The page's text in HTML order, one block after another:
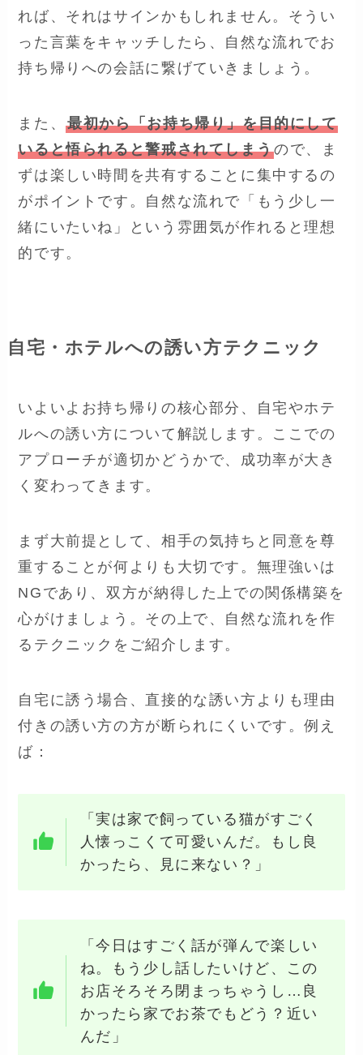
れば、それはサインかもしれません。そうい
った言葉をキャッチしたら、自然な流れでお
持ち帰りへの会話に繋げていきましょう。
また、最初から「お持ち帰り」を目的にして
いると悟られると警戒されてしまうので、ま
ずは楽しい時間を共有することに集中するの
がポイントです。自然な流れで「もう少し一
緒にいたいね」という雰囲気が作れると理想
的です。
自宅・ホテルへの誘い方テクニック
いよいよお持ち帰りの核心部分、自宅やホテ
ルへの誘い方について解説します。ここでの
アプローチが適切かどうかで、成功率が大き
く変わってきます。
まず大前提として、相手の気持ちと同意を尊
重することが何よりも大切です。無理強いは
NGであり、双方が納得した上での関係構築を
心がけましょう。その上で、自然な流れを作
るテクニックをご紹介します。
自宅に誘う場合、直接的な誘い方よりも理由
付きの誘い方の方が断られにくいです。例え
ば：
「実は家で飼っている猫がすごく
人懐っこくて可愛いんだ。もし良
かったら、見に来ない？」
「今日はすごく話が弾んで楽しい
ね。もう少し話したいけど、この
お店そろそろ閉まっちゃうし…良
かったら家でお茶でもどう？近い
んだ」